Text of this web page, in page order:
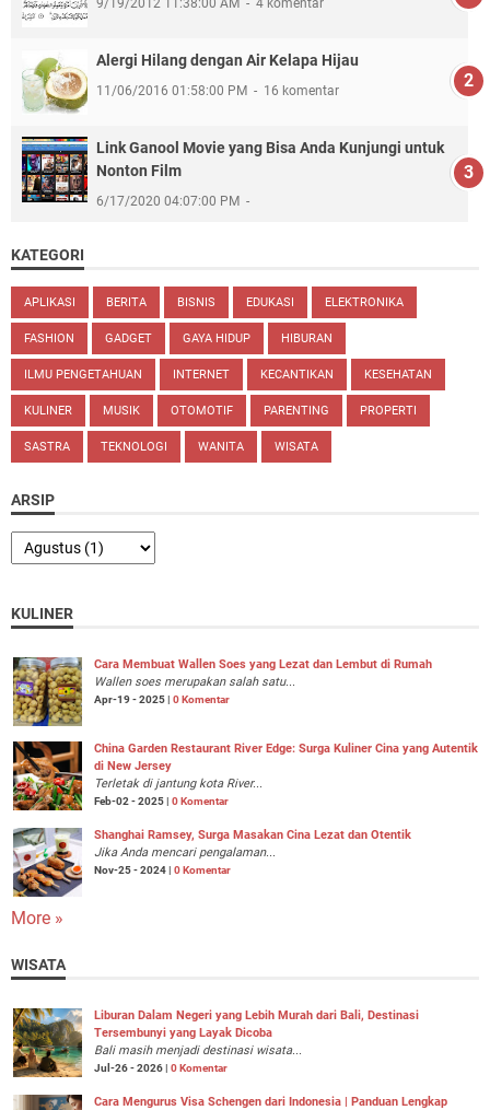
Alergi Hilang dengan Air Kelapa Hijau
11/06/2016 01:58:00 PM 16 komentar
Link Ganool Movie yang Bisa Anda Kunjungi untuk
Nonton Film
6/17/2020 04:07:00 PM
KATEGORI
APLIKASI BERITA BISNIS EDUKASI ELEKTRONIKA
FASHION GADGET GAYA HIDUP HIBURAN
ILMU PENGETAHUAN INTERNET KECANTIKAN KESEHATAN
KULINER MUSIK OTOMOTIF PARENTING PROPERTI
SASTRA TEKNOLOGI WANITA WISATA
ARSIP
KULINER
Cara Membuat Wallen Soes yang Lezat dan Lembut di Rumah
Wallen soes merupakan salah satu...
Apr-19 - 2025 | 0 Komentar
China Garden Restaurant River Edge: Surga Kuliner Cina yang Autentik
di New Jersey
Terletak di jantung kota River...
Feb-02 - 2025 | 0 Komentar
Shanghai Ramsey, Surga Masakan Cina Lezat dan Otentik
Jika Anda mencari pengalaman...
Nov-25 - 2024 | 0 Komentar
More »
WISATA
Liburan Dalam Negeri yang Lebih Murah dari Bali, Destinasi
Tersembunyi yang Layak Dicoba
Bali masih menjadi destinasi wisata...
Jul-26 - 2026 | 0 Komentar
Cara Mengurus Visa Schengen dari Indonesia | Panduan Lengkap